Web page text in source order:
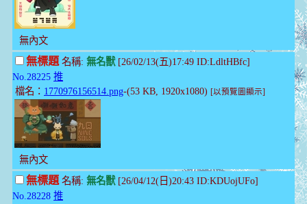
無內文
無標題名稱: 無名獸[26/02/13(五)17:49 ID:LdltHBfc]
No.28225 推
檔名： 1770976156514.png-(53 KB, 1920x1080) [以預覽圖顯示]
無內文
無標題名稱: 無名獸[26/04/12(日)20:43 ID:KDUojUFo]
No.28228 推